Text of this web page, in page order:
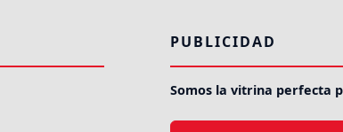
PUBLICIDAD
Somos la vitrina perfecta